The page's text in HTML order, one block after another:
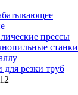
прессы
станки
для резки труб